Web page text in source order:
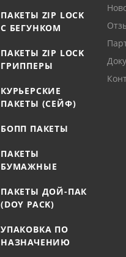
ПАКЕТЫ ZIP LOCK
С БЕГУНКОМ
ПАКЕТЫ ZIP LOCK
ГРИППЕРЫ
КУРЬЕРСКИЕ
ПАКЕТЫ (СЕЙФ)
БОПП ПАКЕТЫ
ПАКЕТЫ
БУМАЖНЫЕ
ПАКЕТЫ ДОЙ-ПАК
(DOY PACK)
УПАКОВКА ПО
НАЗНАЧЕНИЮ